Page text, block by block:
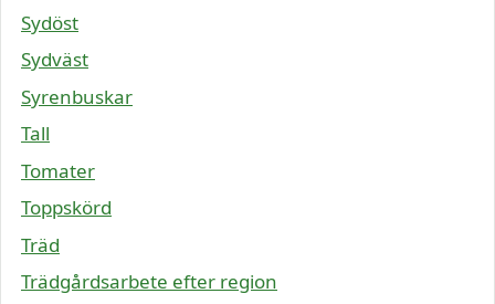
Sydöst
Sydväst
Syrenbuskar
Tall
Tomater
Toppskörd
Träd
Trädgårdsarbete efter region